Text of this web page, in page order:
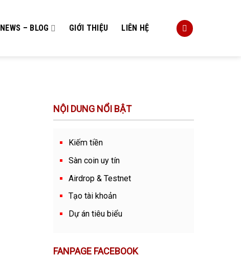
NEWS – BLOG GIỚI THIỆU LIÊN HỆ
NỘI DUNG NỔI BẬT
Kiếm tiền
Sàn coin uy tín
Airdrop & Testnet
Tạo tài khoản
Dự án tiêu biểu
FANPAGE FACEBOOK